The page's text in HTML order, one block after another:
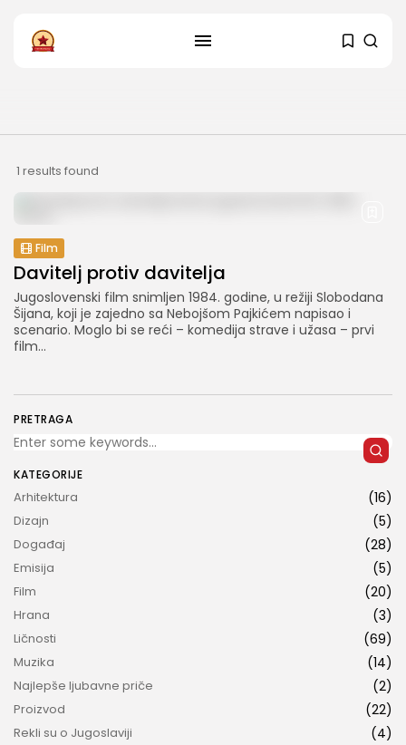
PRIDRUŽITE NAM SE
Klikom na dugme „Prijavi se“ potvrđujete da ste pročitali i da se slažete sa našom
read and agree to our
1 results found
Film
Davitelj protiv davitelja
Jugoslovenski film snimljen 1984. godine, u režiji Slobodana
Šijana, koji je zajedno sa Nebojšom Pajkićem napisao i
scenario. Moglo bi se reći – komedija strave i užasa – prvi
film...
PRETRAGA
KATEGORIJE
Arhitektura (16)
Dizajn (5)
Događaj (28)
Emisija (5)
Film (20)
Hrana (3)
Ličnosti (69)
Muzika (14)
Najlepše ljubavne priče (2)
Proizvod (22)
Rekli su o Jugoslaviji (4)